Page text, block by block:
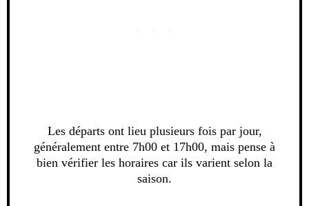
Les départs ont lieu plusieurs fois par jour,
généralement entre 7h00 et 17h00, mais pense à
bien vérifier les horaires car ils varient selon la
saison.